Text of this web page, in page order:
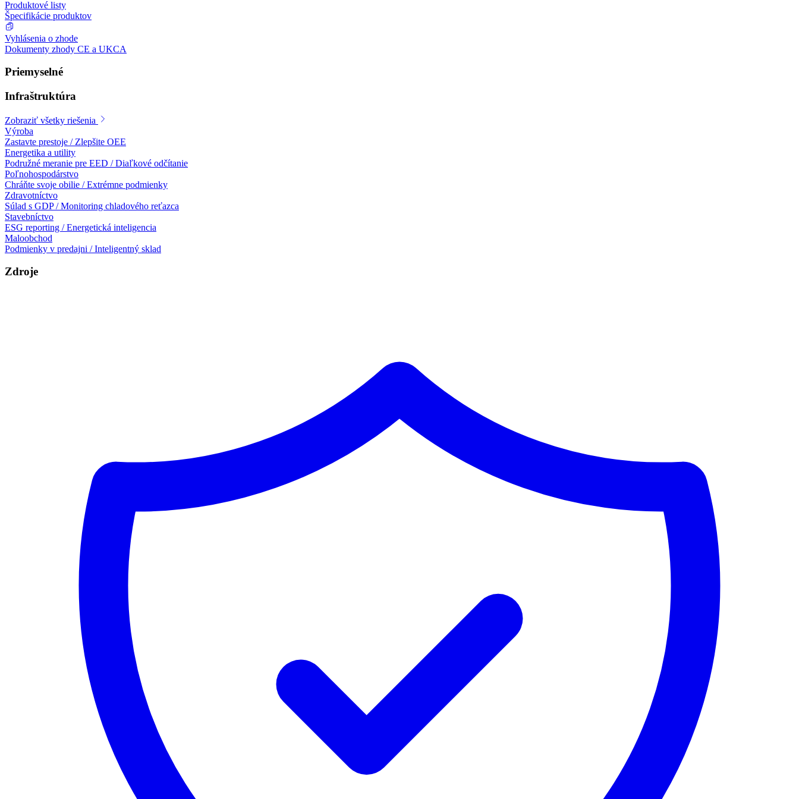
Produktové listy
Špecifikácie produktov
Vyhlásenia o zhode
Dokumenty zhody CE a UKCA
Priemyselné
Infraštruktúra
Zobraziť všetky riešenia
Výroba
Zastavte prestoje / Zlepšite OEE
Energetika a utility
Podružné meranie pre EED / Diaľkové odčítanie
Poľnohospodárstvo
Chráňte svoje obilie / Extrémne podmienky
Zdravotníctvo
Súlad s GDP / Monitoring chladového reťazca
Stavebníctvo
ESG reporting / Energetická inteligencia
Maloobchod
Podmienky v predajni / Inteligentný sklad
Zdroje